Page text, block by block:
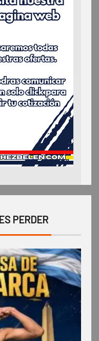
PERDER